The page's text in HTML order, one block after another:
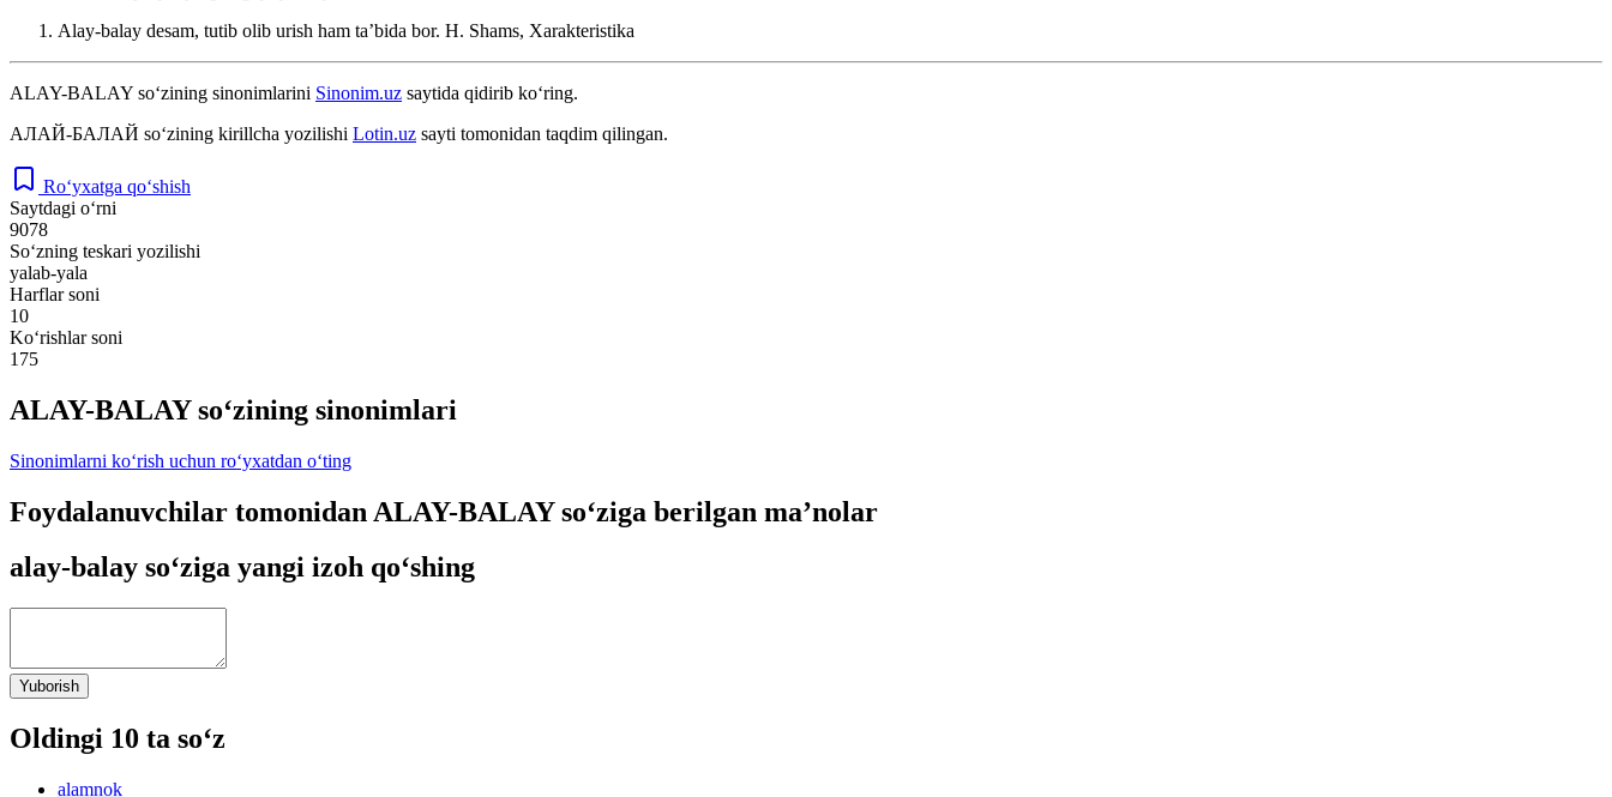
Alay-balay desam, tutib olib urish ham taʼbida bor. H. Shams, Xarakteristika
ALAY-BALAY so‘zining sinonimlarini Sinonim.uz saytida qidirib ko‘ring.
АЛАЙ-БАЛАЙ so‘zining kirillcha yozilishi Lotin.uz sayti tomonidan taqdim qilingan.
Ro‘yxatga qo‘shish
Saytdagi o‘rni
9078
So‘zning teskari yozilishi
yalab-yala
Harflar soni
10
Ko‘rishlar soni
175
ALAY-BALAY so‘zining sinonimlari
Sinonimlarni ko‘rish uchun ro‘yxatdan o‘ting
Foydalanuvchilar tomonidan ALAY-BALAY so‘ziga berilgan ma’nolar
alay-balay so‘ziga yangi izoh qo‘shing
Yuborish
Oldingi 10 ta so‘z
alamnok